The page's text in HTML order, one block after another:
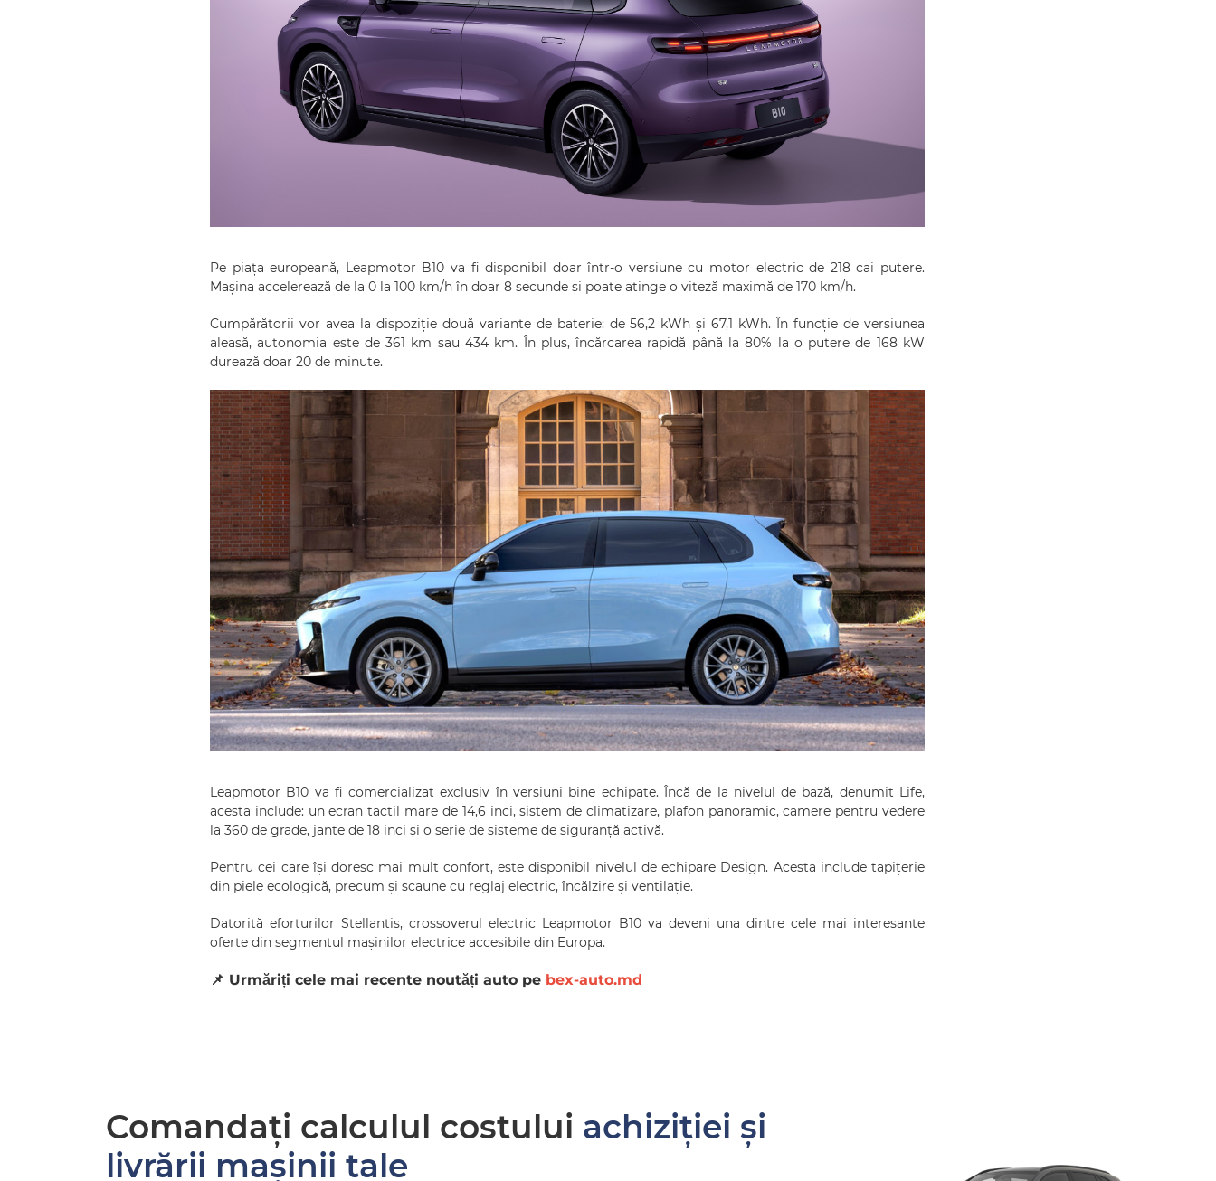
Pe piața europeană, Leapmotor B10 va fi disponibil doar într-o versiune cu motor electric de 218 cai putere.
Mașina accelerează de la 0 la 100 km/h în doar 8 secunde și poate atinge o viteză maximă de 170 km/h.
Cumpărătorii vor avea la dispoziție două variante de baterie: de 56,2 kWh și 67,1 kWh. În funcție de versiunea
aleasă, autonomia este de 361 km sau 434 km. În plus, încărcarea rapidă până la 80% la o putere de 168 kW
durează doar 20 de minute.
Leapmotor B10 va fi comercializat exclusiv în versiuni bine echipate. Încă de la nivelul de bază, denumit Life,
acesta include: un ecran tactil mare de 14,6 inci, sistem de climatizare, plafon panoramic, camere pentru vedere
la 360 de grade, jante de 18 inci și o serie de sisteme de siguranță activă.
Pentru cei care își doresc mai mult confort, este disponibil nivelul de echipare Design. Acesta include tapițerie
din piele ecologică, precum și scaune cu reglaj electric, încălzire și ventilație.
Datorită eforturilor Stellantis, crossoverul electric Leapmotor B10 va deveni una dintre cele mai interesante
oferte din segmentul mașinilor electrice accesibile din Europa.
📌 Urmăriți cele mai recente noutăți auto pe bex-auto.md
Comandați calculul costului achiziției și
livrării mașinii tale